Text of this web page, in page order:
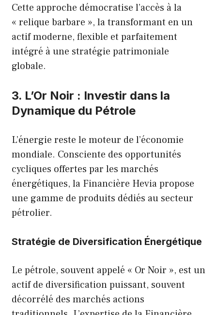
Cette approche démocratise l’accès à la
« relique barbare », la transformant en un
actif moderne, flexible et parfaitement
intégré à une stratégie patrimoniale
globale.
3. L’Or Noir : Investir dans la
Dynamique du Pétrole
L’énergie reste le moteur de l’économie
mondiale. Consciente des opportunités
cycliques offertes par les marchés
énergétiques, la Financière Hevia propose
une gamme de produits dédiés au secteur
pétrolier.
Stratégie de Diversification Énergétique
Le pétrole, souvent appelé « Or Noir », est un
actif de diversification puissant, souvent
décorrélé des marchés actions